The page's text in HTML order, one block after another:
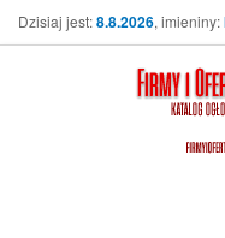
Dzisiaj jest:8.8.2026, imieniny: